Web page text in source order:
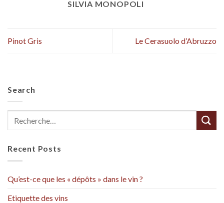
SILVIA MONOPOLI
Pinot Gris Le Cerasuolo d’Abruzzo
Search
Recent Posts
Qu’est-ce que les « dépôts » dans le vin ?
Etiquette des vins